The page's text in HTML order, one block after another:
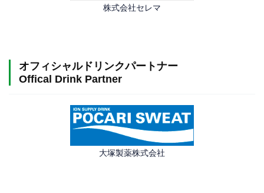
株式会社セレマ
オフィシャルドリンクパートナー
Offical Drink Partner
大塚製薬株式会社